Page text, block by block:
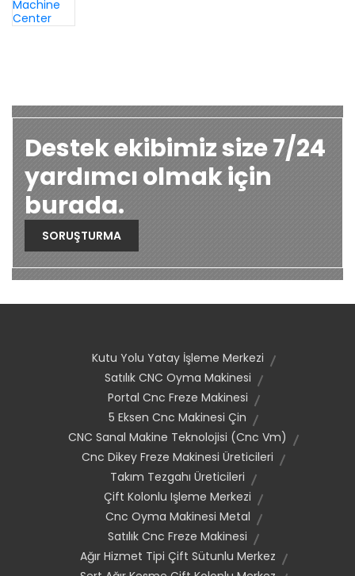
Destek ekibimiz size 7/24
yardımcı olmak için
burada.
SORUŞTURMA
Kutu Yolu Yatay İşleme Merkezi
Satılık CNC Oyma Makinesi
Portal Cnc Freze Makinesi
5 Eksen Cnc Makinesi Çin
CNC Sanal Makine Teknolojisi (Cnc Vm)
Cnc Dikey Freze Makinesi Üreticileri
Takım Tezgahı Üreticileri
Çift Kolonlu Işleme Merkezi
Cnc Oyma Makinesi Metal
Satılık Cnc Freze Makinesi
Ağır Hizmet Tipi Çift Sütunlu Merkez